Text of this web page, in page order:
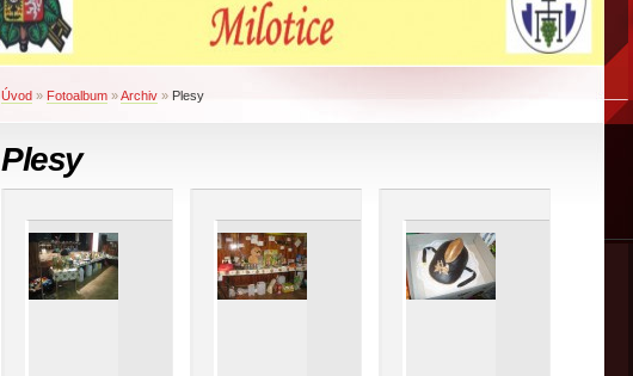
Úvod » Fotoalbum »Archiv » Plesy
Plesy